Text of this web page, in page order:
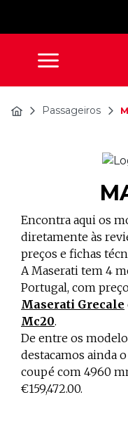
Passageiros
Encontra aqui os
diretamente às
preços e fichas
A Maserati tem 4
Portugal, com
Maserati Grecale
Mc20.
De entre os
destacamos ainda o
coupé com 4960
€159,472.00.